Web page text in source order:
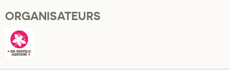
ORGANISATEURS